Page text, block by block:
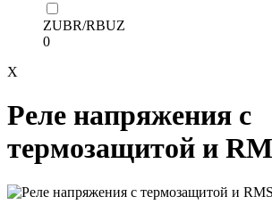
ZUBR/RBUZ
0
X
Реле напряжения с
термозащитой и